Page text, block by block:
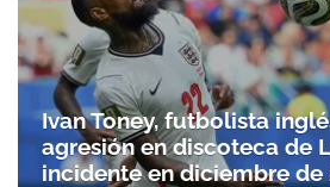
Ivan Toney, futbolista
agresión en discoteca de
incidente en diciembre de